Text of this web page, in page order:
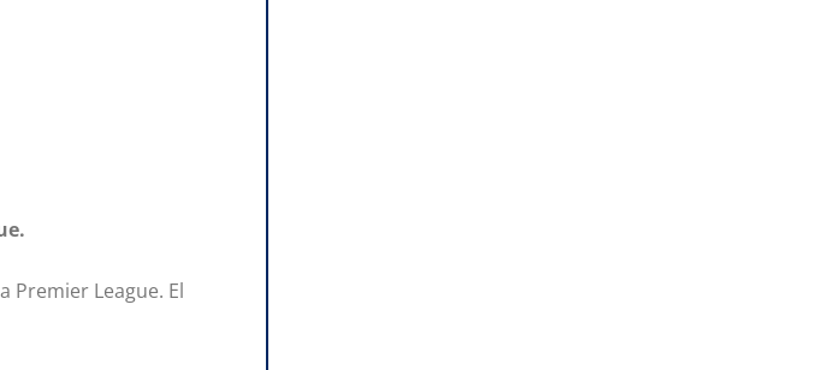
Premier League. El